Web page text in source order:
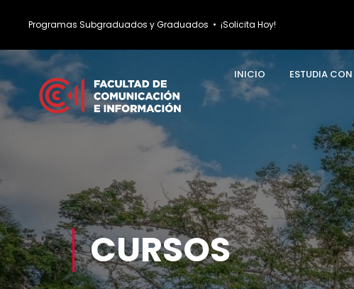
Programas Subgraduados y Graduados • ¡Solicita Hoy!
INICIO ESTUDIA
CURSOS